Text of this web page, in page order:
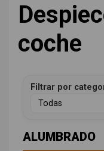
coche
Filtrar por
ALUMBRADO